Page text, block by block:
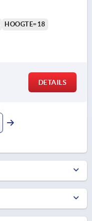
HOOGTE=18
DETAILS